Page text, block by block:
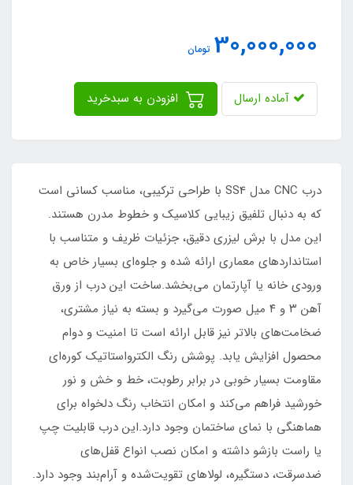
30,000,000 تومان
آماده ارسال
درب CNC مدل SS4 با طراحی ترکیبی، مناسب کسانی است
که به دنبال تلفیق زیبایی کلاسیک و خطوط مدرن هستند.
این مدل با برش لیزری دقیق، جزئیات ظریف و متناسب با
استانداردهای معماری ارائه شده و جلوه‌ای بسیار خاص به
ورودی خانه یا آپارتمان می‌بخشد.ساخت این درب از ورق
آهن ۳ و ۴ میل صورت می‌گیرد و بسته به نیاز مشتری،
ضخامت‌های بالاتر نیز قابل ارائه است تا امنیت و دوام
محصول افزایش یابد. پوشش رنگ الکترواستاتیک کوره‌ای
مقاومت بسیار خوبی در برابر رطوبت، خط و خش و نور
خورشید فراهم می‌کند و امکان انتخاب رنگ دلخواه برای
هماهنگی با نمای ساختمان وجود دارد.این درب قابلیت چپ
یا راست بازشو داشته و امکان نصب انواع قفل‌های
ضدسرقت، دستگیره، لولاهای تقویت‌شده و آرام‌بند وجود دارد.